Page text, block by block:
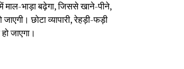
भाड़ा बढ़ेगा, जिससे खाने-पीने,
छोटा व्यापारी, रेहड़ी-फड़ी
जाएगा।